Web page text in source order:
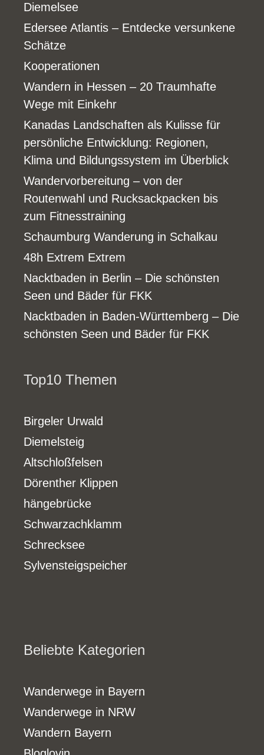
Diemelsee
Edersee Atlantis – Entdecke versunkene
Schätze
Kooperationen
Wandern in Hessen – 20 Traumhafte
Wege mit Einkehr
Kanadas Landschaften als Kulisse für
persönliche Entwicklung: Regionen,
Klima und Bildungssystem im Überblick
Wandervorbereitung – von der
Routenwahl und Rucksackpacken bis
zum Fitnesstraining
Schaumburg Wanderung in Schalkau
48h Extrem Extrem
Nacktbaden in Berlin – Die schönsten
Seen und Bäder für FKK
Nacktbaden in Baden-Württemberg – Die
schönsten Seen und Bäder für FKK
Top10 Themen
Birgeler Urwald
Diemelsteig
Altschloßfelsen
Dörenther Klippen
hängebrücke
Schwarzachklamm
Schrecksee
Sylvensteigspeicher
Beliebte Kategorien
Wanderwege in Bayern
Wanderwege in NRW
Wandern Bayern